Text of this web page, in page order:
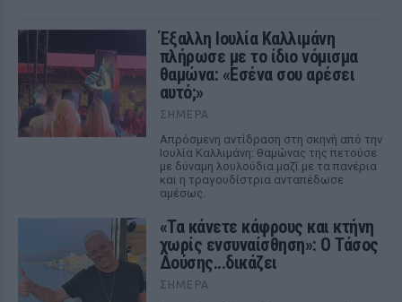
Έξαλλη Ιουλία Καλλιμάνη
πλήρωσε με το ίδιο νόμισμα
θαμώνα: «Εσένα σου αρέσει
αυτό;»
ΣΉΜΕΡΑ
Απρόσμενη αντίδραση στη σκηνή από την
Ιουλία Καλλιμάνη: θαμώνας της πετούσε
με δύναμη λουλούδια μαζί με τα πανέρια
και η τραγουδίστρια ανταπέδωσε
αμέσως.
«Τα κάνετε κάφρους και κτήνη
χωρίς ενσυναίσθηση»: Ο Τάσος
Δούσης...δικάζει
ΣΉΜΕΡΑ